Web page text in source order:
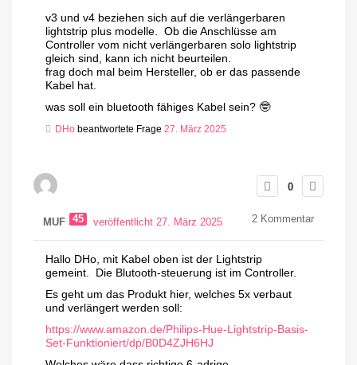
v3 und v4 beziehen sich auf die verlängerbaren
lightstrip plus modelle. Ob die Anschlüsse am
Controller vom nicht verlängerbaren solo lightstrip
gleich sind, kann ich nicht beurteilen.
frag doch mal beim Hersteller, ob er das passende
Kabel hat.
was soll ein bluetooth fähiges Kabel sein? 🤓
DHo beantwortete Frage 27. März 2025
0
MUF 45 veröffentlicht 27. März 2025 2 Kommentar
Hallo DHo, mit Kabel oben ist der Lightstrip
gemeint. Die Blutooth-steuerung ist im Controller.
Es geht um das Produkt hier, welches 5x verbaut
und verlängert werden soll:
https://www.amazon.de/Philips-Hue-Lightstrip-Basis-
Set-Funktioniert/dp/B0D4ZJH6HJ